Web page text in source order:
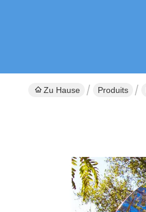
Zu Hause Produits